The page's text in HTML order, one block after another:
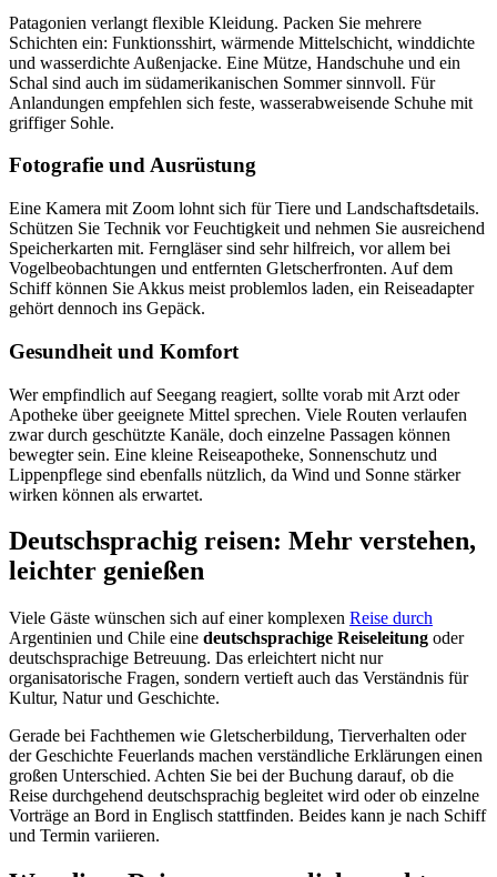
Patagonien verlangt flexible Kleidung. Packen Sie mehrere
Schichten ein: Funktionsshirt, wärmende Mittelschicht, winddichte
und wasserdichte Außenjacke. Eine Mütze, Handschuhe und ein
Schal sind auch im südamerikanischen Sommer sinnvoll. Für
Anlandungen empfehlen sich feste, wasserabweisende Schuhe mit
griffiger Sohle.
Fotografie und Ausrüstung
Eine Kamera mit Zoom lohnt sich für Tiere und Landschaftsdetails.
Schützen Sie Technik vor Feuchtigkeit und nehmen Sie ausreichend
Speicherkarten mit. Ferngläser sind sehr hilfreich, vor allem bei
Vogelbeobachtungen und entfernten Gletscherfronten. Auf dem
Schiff können Sie Akkus meist problemlos laden, ein Reiseadapter
gehört dennoch ins Gepäck.
Gesundheit und Komfort
Wer empfindlich auf Seegang reagiert, sollte vorab mit Arzt oder
Apotheke über geeignete Mittel sprechen. Viele Routen verlaufen
zwar durch geschützte Kanäle, doch einzelne Passagen können
bewegter sein. Eine kleine Reiseapotheke, Sonnenschutz und
Lippenpflege sind ebenfalls nützlich, da Wind und Sonne stärker
wirken können als erwartet.
Deutschsprachig reisen: Mehr verstehen,
leichter genießen
Viele Gäste wünschen sich auf einer komplexen Reise durch
Argentinien und Chile eine deutschsprachige Reiseleitung oder
deutschsprachige Betreuung. Das erleichtert nicht nur
organisatorische Fragen, sondern vertieft auch das Verständnis für
Kultur, Natur und Geschichte.
Gerade bei Fachthemen wie Gletscherbildung, Tierverhalten oder
der Geschichte Feuerlands machen verständliche Erklärungen einen
großen Unterschied. Achten Sie bei der Buchung darauf, ob die
Reise durchgehend deutschsprachig begleitet wird oder ob einzelne
Vorträge an Bord in Englisch stattfinden. Beides kann je nach Schiff
und Termin variieren.